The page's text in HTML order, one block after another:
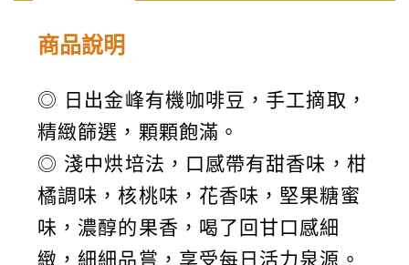
莊
豆
數
量
商品說明
◎ 日出金峰有機咖啡豆，手工摘取，
精緻篩選，顆顆飽滿。
◎ 淺中烘培法，口感帶有甜香味，柑
橘調味，核桃味，花香味，堅果糖蜜
味，濃醇的果香，喝了回甘口感細
緻，細細品嘗，享受每日活力泉源。